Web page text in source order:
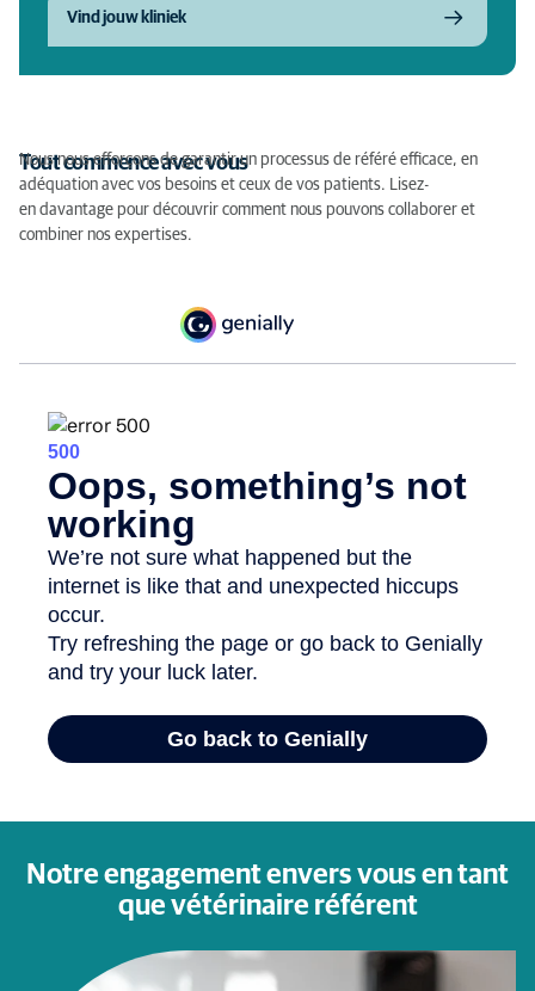
Vind jouw kliniek
Tout commence avec vous
Nous nous efforçons de garantir un processus de référé efficace, en
adéquation avec vos besoins et ceux de vos patients. Lisez-
en davantage pour découvrir comment nous pouvons collaborer et
combiner nos expertises.
Notre engagement envers vous en tant
que vétérinaire référent